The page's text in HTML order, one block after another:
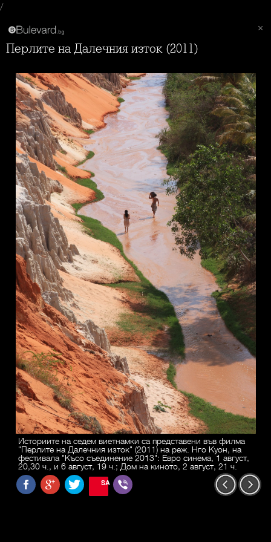
/
Перлите на Далечния изток (2011)
Историите на седем виетнамки са представени във филма
"Перлите на Далечния изток" (2011) на реж. Нго Куон, на
фестивала "Късо съединение 2013": Евро синема, 1 август,
20,30 ч., и 6 август, 19 ч.; Дом на киното, 2 август, 21 ч.
SAVE